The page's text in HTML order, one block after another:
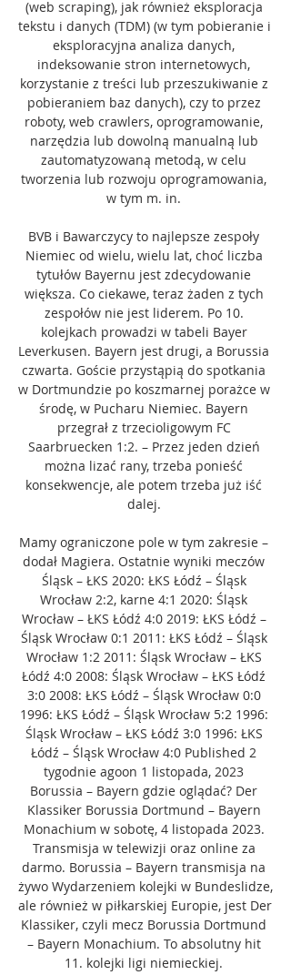
(web scraping), jak również eksploracja
tekstu i danych (TDM) (w tym pobieranie i
eksploracyjna analiza danych,
indeksowanie stron internetowych,
korzystanie z treści lub przeszukiwanie z
pobieraniem baz danych), czy to przez
roboty, web crawlers, oprogramowanie,
narzędzia lub dowolną manualną lub
zautomatyzowaną metodą, w celu
tworzenia lub rozwoju oprogramowania,
w tym m. in.
BVB i Bawarczycy to najlepsze zespoły
Niemiec od wielu, wielu lat, choć liczba
tytułów Bayernu jest zdecydowanie
większa. Co ciekawe, teraz żaden z tych
zespołów nie jest liderem. Po 10.
kolejkach prowadzi w tabeli Bayer
Leverkusen. Bayern jest drugi, a Borussia
czwarta. Goście przystąpią do spotkania
w Dortmundzie po koszmarnej porażce w
środę, w Pucharu Niemiec. Bayern
przegrał z trzecioligowym FC
Saarbruecken 1:2. – Przez jeden dzień
można lizać rany, trzeba ponieść
konsekwencje, ale potem trzeba już iść
dalej.
Mamy ograniczone pole w tym zakresie –
dodał Magiera. Ostatnie wyniki meczów
Śląsk – ŁKS 2020: ŁKS Łódź – Śląsk
Wrocław 2:2, karne 4:1 2020: Śląsk
Wrocław – ŁKS Łódź 4:0 2019: ŁKS Łódź –
Śląsk Wrocław 0:1 2011: ŁKS Łódź – Śląsk
Wrocław 1:2 2011: Śląsk Wrocław – ŁKS
Łódź 4:0 2008: Śląsk Wrocław – ŁKS Łódź
3:0 2008: ŁKS Łódź – Śląsk Wrocław 0:0
1996: ŁKS Łódź – Śląsk Wrocław 5:2 1996:
Śląsk Wrocław – ŁKS Łódź 3:0 1996: ŁKS
Łódź – Śląsk Wrocław 4:0 Published 2
tygodnie agoon 1 listopada, 2023
Borussia – Bayern gdzie oglądać? Der
Klassiker Borussia Dortmund – Bayern
Monachium w sobotę, 4 listopada 2023.
Transmisja w telewizji oraz online za
darmo. Borussia – Bayern transmisja na
żywo Wydarzeniem kolejki w Bundeslidze,
ale również w piłkarskiej Europie, jest Der
Klassiker, czyli mecz Borussia Dortmund
– Bayern Monachium. To absolutny hit
11. kolejki ligi niemieckiej.